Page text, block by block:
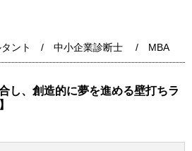
ルタント / 中小企業診断士 / MBA
し、創造的に夢を進める壁打ちラ